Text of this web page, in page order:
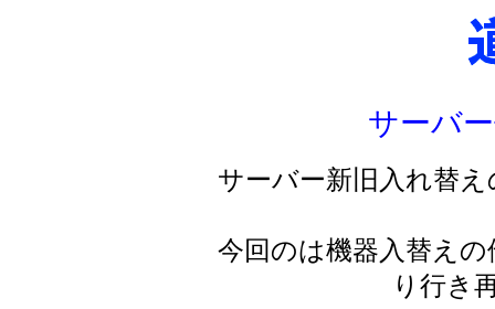
サーバ
サーバー新旧入れ替
今回のは機器入替え
り行き